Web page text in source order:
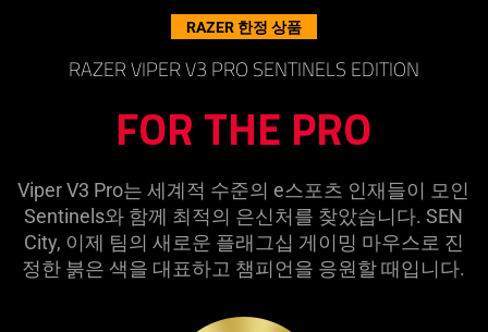
무
선
RAZER 한정 상품
RAZER VIPER V3 PRO SENTINELS EDITION
FOR THE PRO
Viper V3 Pro는 세계적 수준의 e스포츠 인재들이 모인
Sentinels와 함께 최적의 은신처를 찾았습니다. SEN
City, 이제 팀의 새로운 플래그십 게이밍 마우스로 진
정한 붉은 색을 대표하고 챔피언을 응원할 때입니다.